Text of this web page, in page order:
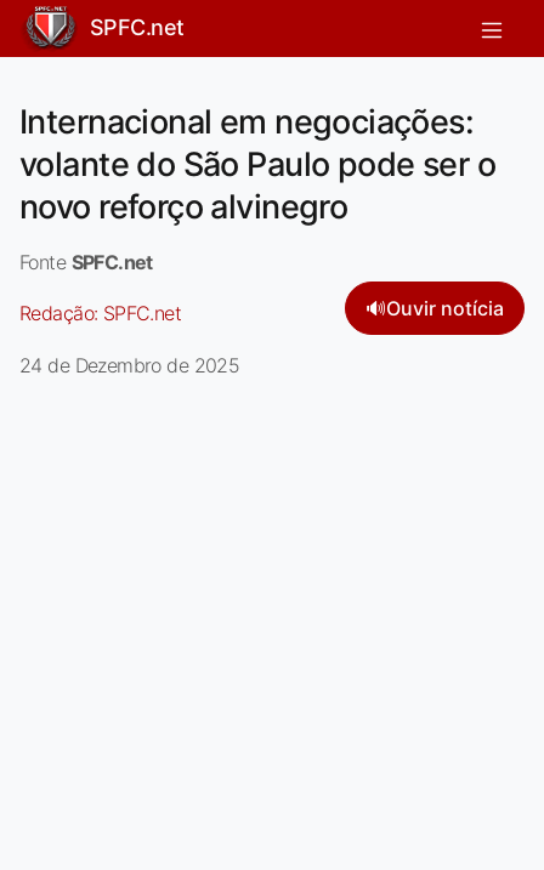
SPFC.net
Internacional em negociações:
volante do São Paulo pode ser o
novo reforço alvinegro
Fonte SPFC.net
Redação: SPFC.net 🔊Ouvir notícia
24 de Dezembro de 2025